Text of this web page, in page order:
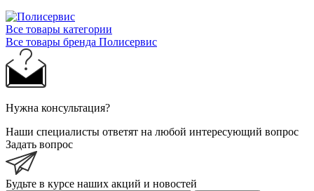
Все товары категории
Все товары бренда Полисервис
Нужна консультация?
Наши специалисты ответят на любой интересующий вопрос
Задать вопрос
Будьте в курсе наших акций и новостей